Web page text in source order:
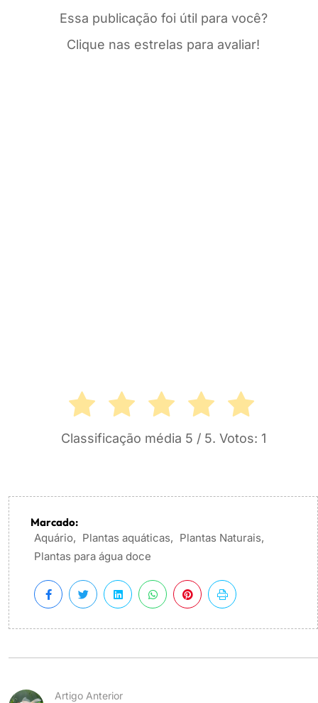
Essa publicação foi útil para você?
Clique nas estrelas para avaliar!
Classificação média 5 / 5. Votos: 1
Marcado:
Aquário, Plantas aquáticas, Plantas Naturais,
Plantas para água doce
Artigo Anterior